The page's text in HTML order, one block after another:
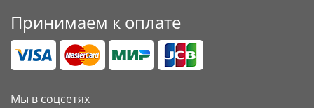
Принимаем к оплате
Мы в соцсетях